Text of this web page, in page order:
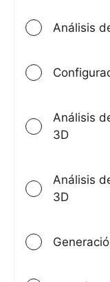
Análisis
Análisis
3D
Análisis
3D